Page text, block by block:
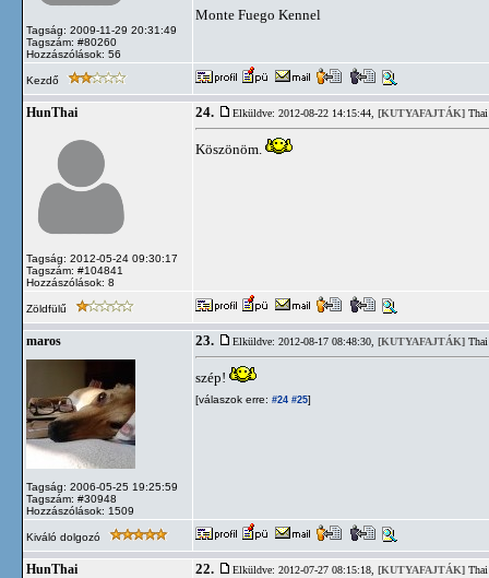
Tagság: 2009-11-29 20:31:49
Tagszám: #80260
Hozzászólások: 56
Monte Fuego Kennel
Kezdő
HunThai
Tagság: 2012-05-24 09:30:17
Tagszám: #104841
Hozzászólások: 8
24. Elküldve: 2012-08-22 14:15:44, [KUTYAFAJTÁK]
Köszönöm.
Zöldfülű
maros
Tagság: 2006-05-25 19:25:59
Tagszám: #30948
Hozzászólások: 1509
23. Elküldve: 2012-08-17 08:48:30, [KUTYAFAJTÁK]
szép!
[válaszok erre: #24 #25]
Kiváló dolgozó
HunThai 22. Elküldve: 2012-07-27 08:15:18, [KUTYAFAJTÁK]